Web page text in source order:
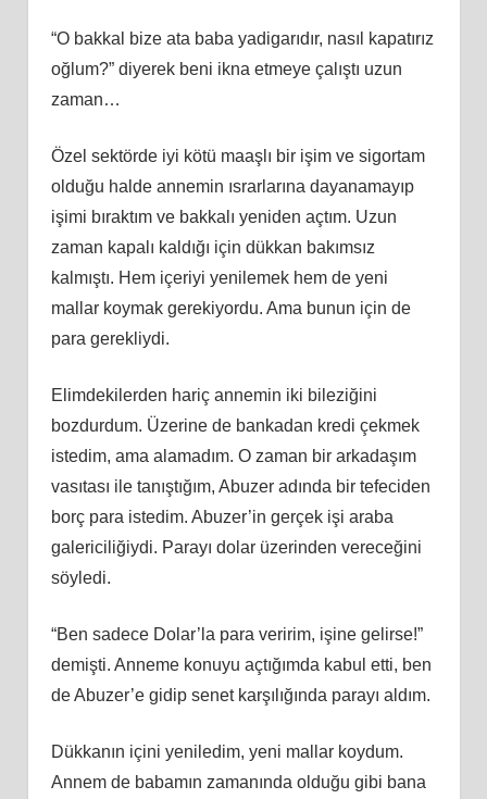
“O bakkal bize ata baba yadigarıdır, nasıl kapatırız
oğlum?” diyerek beni ikna etmeye çalıştı uzun
zaman…
Özel sektörde iyi kötü maaşlı bir işim ve sigortam
olduğu halde annemin ısrarlarına dayanamayıp
işimi bıraktım ve bakkalı yeniden açtım. Uzun
zaman kapalı kaldığı için dükkan bakımsız
kalmıştı. Hem içeriyi yenilemek hem de yeni
mallar koymak gerekiyordu. Ama bunun için de
para gerekliydi.
Elimdekilerden hariç annemin iki bileziğini
bozdurdum. Üzerine de bankadan kredi çekmek
istedim, ama alamadım. O zaman bir arkadaşım
vasıtası ile tanıştığım, Abuzer adında bir tefeciden
borç para istedim. Abuzer’in gerçek işi araba
galericiliğiydi. Parayı dolar üzerinden vereceğini
söyledi.
“Ben sadece Dolar’la para veririm, işine gelirse!”
demişti. Anneme konuyu açtığımda kabul etti, ben
de Abuzer’e gidip senet karşılığında parayı aldım.
Dükkanın içini yeniledim, yeni mallar koydum.
Annem de babamın zamanında olduğu gibi bana